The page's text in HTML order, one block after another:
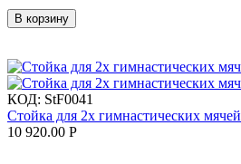
В корзину
КОД: StF0041
Стойка для 2х гимнастических мячей
10 920.00 Р